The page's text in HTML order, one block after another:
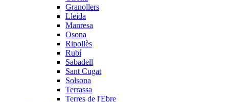
Granollers
Lleida
Manresa
Osona
Ripollès
Rubí
Sabadell
Sant Cugat
Solsona
Terrassa
Terres de l'Ebre